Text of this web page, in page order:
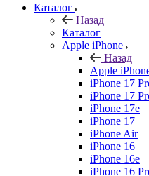
Каталог
Назад
Каталог
Apple iPhone
Назад
Apple
iPhone 17
iPhone 17
iPhone 17e
iPhone 17
iPhone Air
iPhone 16
iPhone 16e
iPhone 16